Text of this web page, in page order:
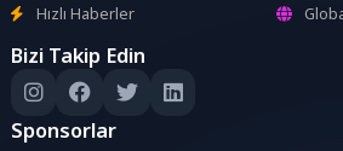
Hızlı Haberler
Bizi Takip Edin
Sponsorlar